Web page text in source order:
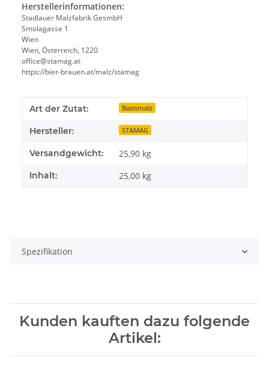
Herstellerinformationen:
Stadlauer Malzfabrik GesmbH
Smolagasse 1
Wien
Wien, Österreich, 1220
office@stamag.at
https://bier-brauen.at/malz/stamag
Produkteigenschaft
Wert
Art der Zutat: Basismalz
Hersteller: STAMAG
Versandgewicht: 25,90 kg
Inhalt: 25,00 kg
Spezifikation
Kunden kauften dazu folgende
Artikel: